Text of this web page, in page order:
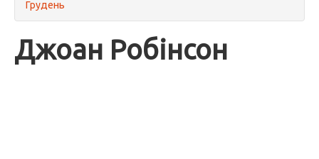
Грудень
Джоан Робінсон